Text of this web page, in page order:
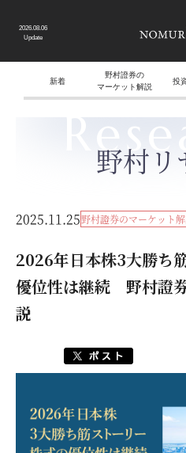
2026.08.06
Update
新着
野村證券の
マーケット解説
投
野村リ
2025.11.25野村證券のマーケット
2026年日本株3大勝ち
優位性は継続 野村證
説